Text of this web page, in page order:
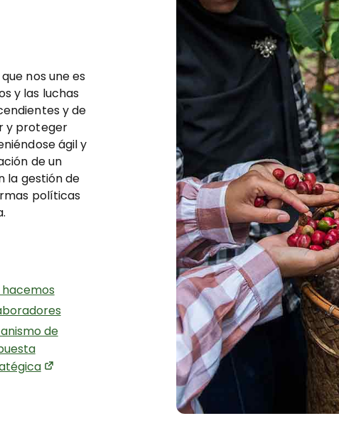
nos une es
y las luchas
y de
y proteger
ágil y
de un
la gestión de
políticas
hacemos
de